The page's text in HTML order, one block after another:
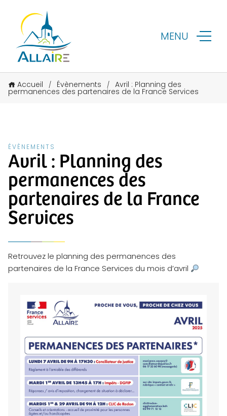
MENU
Accueil / Évènements / Avril : Planning des
permanences des partenaires de la France Services
ÉVÈNEMENTS
Avril : Planning des
permanences des
partenaires de la France
Services
Retrouvez le planning des permanences des
partenaires de la France Services du mois d’avril